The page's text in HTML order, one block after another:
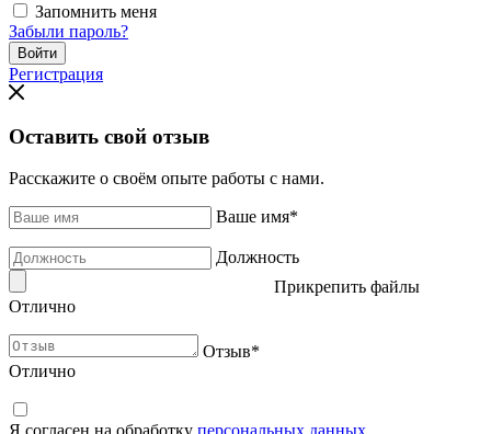
Запомнить меня
Забыли пароль?
Регистрация
Оставить свой отзыв
Расскажите о своём опыте работы с нами.
Ваше имя*
Должность
Прикрепить файлы
Отлично
Отзыв*
Отлично